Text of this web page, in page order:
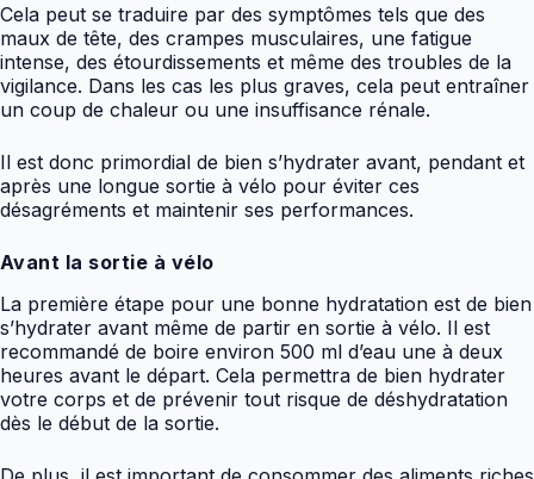
Cela peut se traduire par des symptômes tels que des
maux de tête, des crampes musculaires, une fatigue
intense, des étourdissements et même des troubles de la
vigilance. Dans les cas les plus graves, cela peut entraîner
un coup de chaleur ou une insuffisance rénale.
Il est donc primordial de bien s’hydrater avant, pendant et
après une longue sortie à vélo pour éviter ces
désagréments et maintenir ses performances.
Avant la sortie à vélo
La première étape pour une bonne hydratation est de bien
s’hydrater avant même de partir en sortie à vélo. Il est
recommandé de boire environ 500 ml d’eau une à deux
heures avant le départ. Cela permettra de bien hydrater
votre corps et de prévenir tout risque de déshydratation
dès le début de la sortie.